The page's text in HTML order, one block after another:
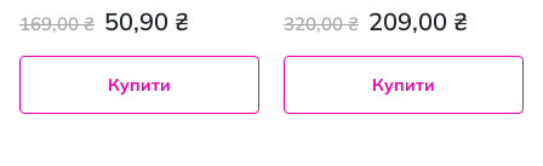
50,90 ₴
169,00 ₴
Купити
209,00 ₴
320,00 ₴
Купити